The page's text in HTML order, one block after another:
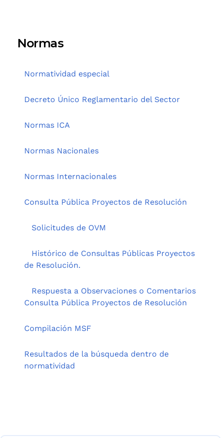
Normas
Normatividad especial
Decreto Único Reglamentario del Sector
Normas ICA
Normas Nacionales
Normas Internacionales
Consulta Pública Proyectos de Resolución
Solicitudes de OVM
Histórico de Consultas Públicas Proyectos
de Resolución.
Respuesta a Observaciones o Comentarios
Consulta Pública Proyectos de Resolución
Compilación MSF
Resultados de la búsqueda dentro de
normatividad